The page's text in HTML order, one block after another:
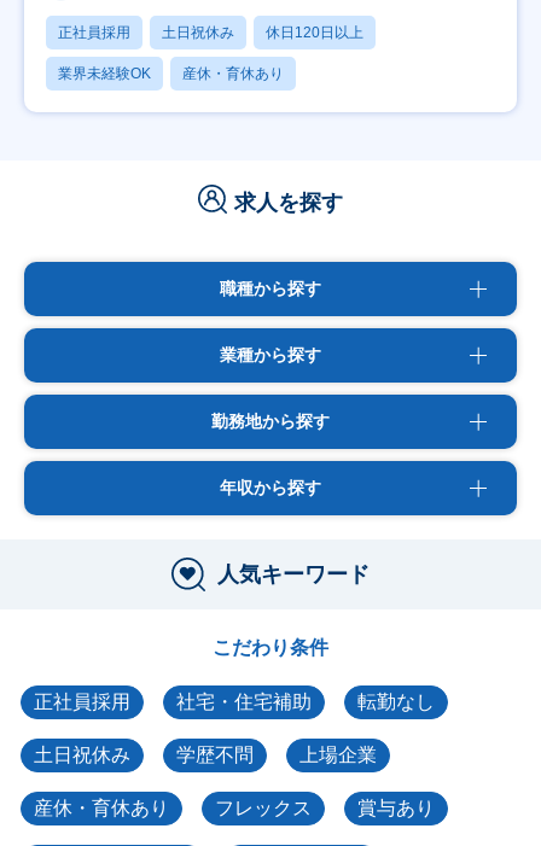
正社員採用 土日祝休み 休日120日以上
業界未経験OK 産休・育休あり
求人を探す
職種から探す
業種から探す
勤務地から探す
年収から探す
人気キーワード
こだわり条件
正社員採用 社宅・住宅補助 転勤なし
土日祝休み 学歴不問 上場企業
産休・育休あり フレックス 賞与あり